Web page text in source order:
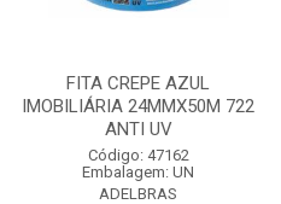
FITA CREPE AZUL
IMOBILIÁRIA 24MMX50M 722
ANTI UV
Código: 47162
Embalagem: UN
ADELBRAS